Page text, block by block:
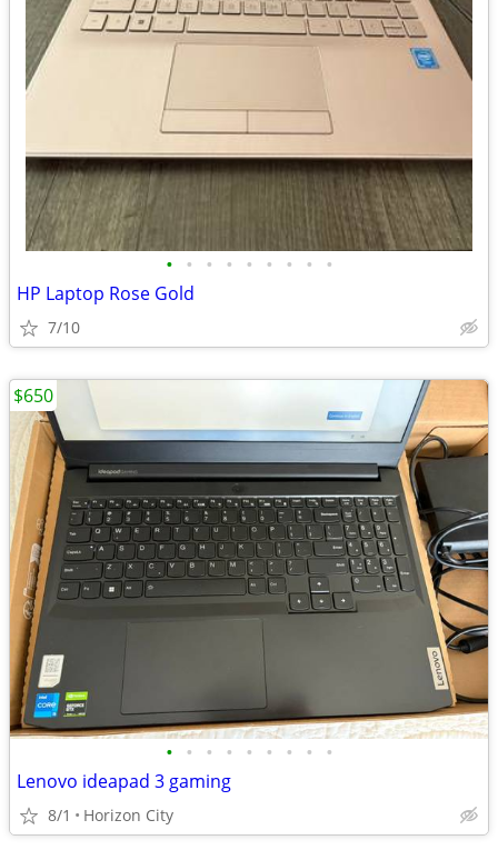
• • • • • • • • •
HP Laptop Rose Gold
7/10
• • • • • • • • •
Lenovo ideapad 3 gaming
8/1 Horizon City
$650